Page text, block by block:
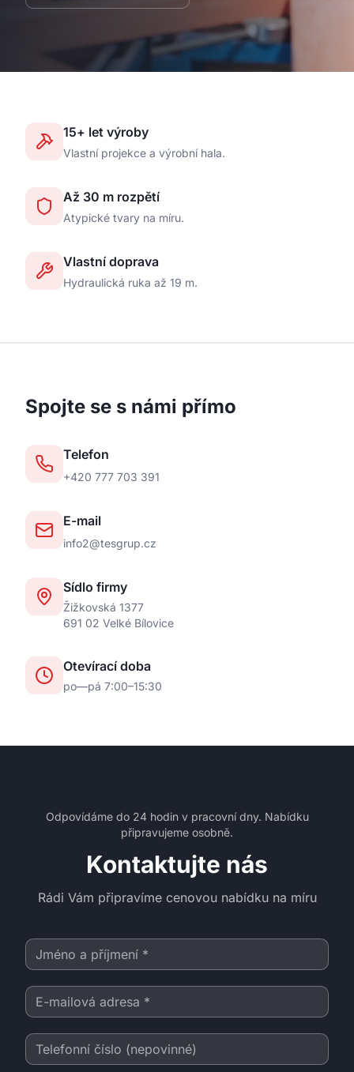
15+ let výroby
Vlastní projekce a výrobní hala.
Až 30 m rozpětí
Atypické tvary na míru.
Vlastní doprava
Hydraulická ruka až 19 m.
Spojte se s námi přímo
Telefon
+420 777 703 391
E-mail
info2@tesgrup.cz
Sídlo firmy
Žižkovská 1377
691 02 Velké Bílovice
Otevírací doba
po—pá 7:00–15:30
Odpovídáme do 24 hodin v pracovní dny. Nabídku
připravujeme osobně.
Kontaktujte nás
Rádi Vám připravíme cenovou nabídku na míru
Jméno a příjmení
E-mailová adresa
Telefonní číslo